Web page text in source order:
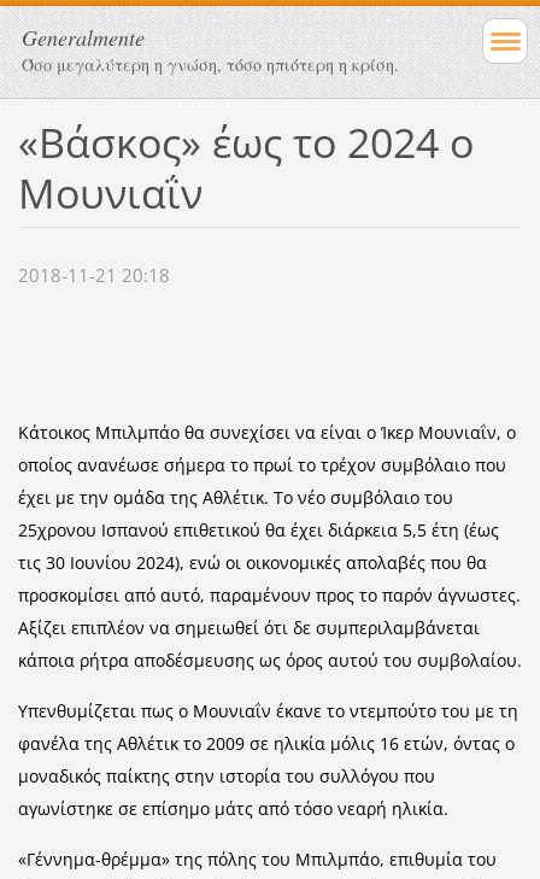
Generalmente
Όσο μεγαλύτερη η γνώση, τόσο ηπιότερη η κρίση.
«Βάσκος» έως το 2024 ο
Μουνιαΐν
2018-11-21 20:18
Κάτοικος Μπιλμπάο θα συνεχίσει να είναι ο Ίκερ Μουνιαΐν, ο
οποίος ανανέωσε σήμερα το πρωί το τρέχον συμβόλαιο που
έχει με την ομάδα της Αθλέτικ. Το νέο συμβόλαιο του
25χρονου Ισπανού επιθετικού θα έχει διάρκεια 5,5 έτη (έως
τις 30 Ιουνίου 2024), ενώ οι οικονομικές απολαβές που θα
προσκομίσει από αυτό, παραμένουν προς το παρόν άγνωστες.
Αξίζει επιπλέον να σημειωθεί ότι δε συμπεριλαμβάνεται
κάποια ρήτρα αποδέσμευσης ως όρος αυτού του συμβολαίου.
Υπενθυμίζεται πως ο Μουνιαΐν έκανε το ντεμπούτο του με τη
φανέλα της Αθλέτικ το 2009 σε ηλικία μόλις 16 ετών, όντας ο
μοναδικός παίκτης στην ιστορία του συλλόγου που
αγωνίστηκε σε επίσημο μάτς από τόσο νεαρή ηλικία.
«Γέννημα-θρέμμα» της πόλης του Μπιλμπάο, επιθυμία του